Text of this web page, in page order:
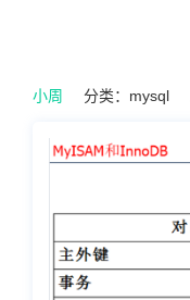
小周 分类： mysql